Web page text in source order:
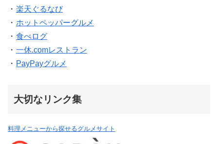
・ 楽天ぐるなび
・ ホットペッパーグルメ
・ 食べログ
・ 一休.comレストラン
・ PayPayグルメ
大切なリンク集
料理メニューから探せるグルメサイト